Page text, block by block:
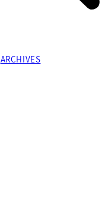
ARCHIVES